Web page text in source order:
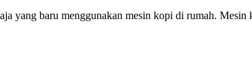
yang baru menggunakan mesin kopi di rumah. Mesin